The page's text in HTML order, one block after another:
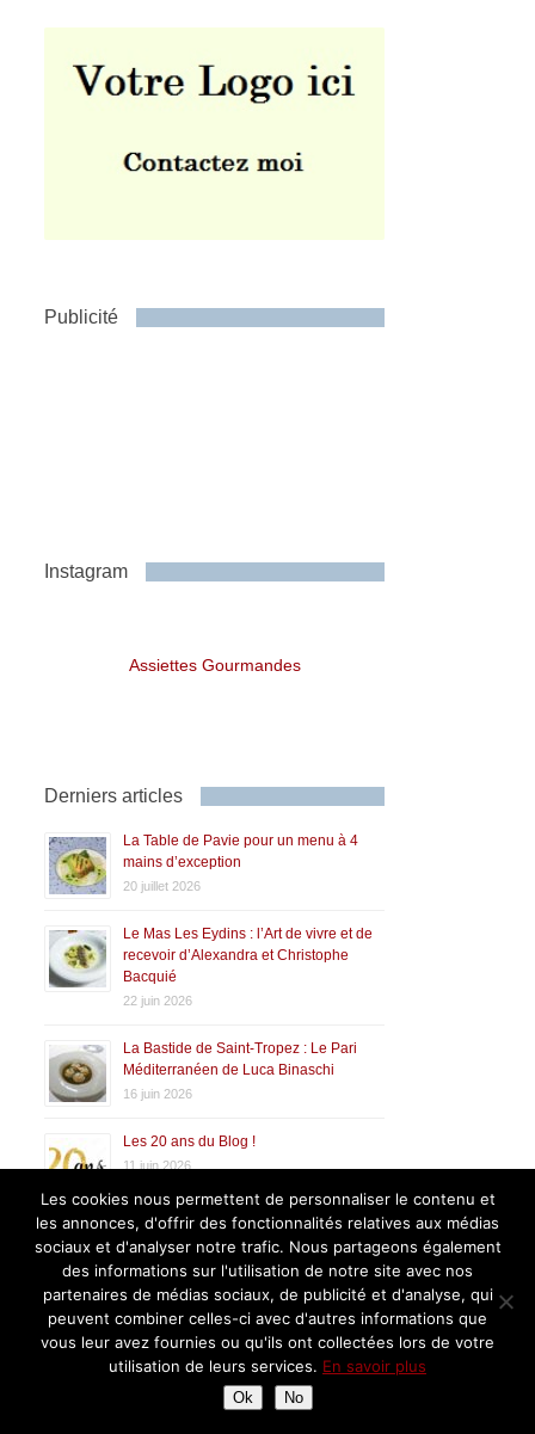
Publicité
Instagram
Assiettes Gourmandes
Derniers articles
La Table de Pavie pour un menu à 4
mains d’exception
20 juillet 2026
Le Mas Les Eydins : l’Art de vivre et de
recevoir d’Alexandra et Christophe
Bacquié
22 juin 2026
La Bastide de Saint-Tropez : Le Pari
Méditerranéen de Luca Binaschi
16 juin 2026
Les 20 ans du Blog !
11 juin 2026
Les Roches au Lavandou : Entre Ciel,
Terre et Mer
4 juin 2026
La Passagère : L’éclat culinaire au cœur
de l’Hôtel mythique Belles Rives
29 mai 2026
Restaurant Les Pêcheurs au Cap
Les cookies nous permettent de personnaliser le contenu et
les annonces, d'offrir des fonctionnalités relatives aux médias
sociaux et d'analyser notre trafic. Nous partageons également
des informations sur l'utilisation de notre site avec nos
partenaires de médias sociaux, de publicité et d'analyse, qui
peuvent combiner celles-ci avec d'autres informations que
vous leur avez fournies ou qu'ils ont collectées lors de votre
utilisation de leurs services. En savoir plus
Ok No